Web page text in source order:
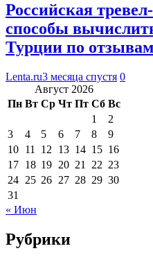
Российская
способы
Турции по отзывам
Lenta.ru3 месяца спустя 0
Август 2026
Пн Вт Ср Чт Пт Сб Вс
1
2
3
4 5 6 7 8
9
10 11 12 13 14 15 16
17 18 19 20 21 22 23
24 25 26 27 28 29 30
31
« Июн
Рубрики